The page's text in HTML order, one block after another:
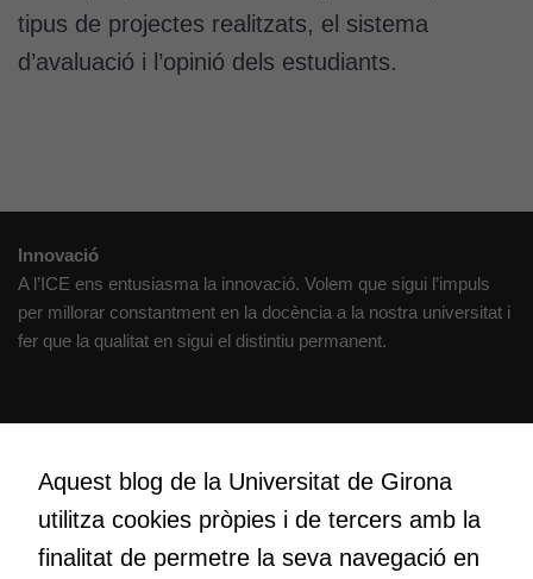
tipus de projectes realitzats, el sistema
d’avaluació i l’opinió dels estudiants.
Innovació
A l’ICE ens entusiasma la innovació. Volem que sigui l’impuls
per millorar constantment en la docència a la nostra universitat i
fer que la qualitat en sigui el distintiu permanent.
Volem crear espais de reflexió i de debat, espais on qüestionar-
nos el que estem fent, atrevir-nos a pensar noves i millors
maneres de fer-ho i generar plegats idees innovadores.
Aquest blog de la Universitat de Girona
utilitza cookies pròpies i de tercers amb la
finalitat de permetre la seva navegació en
tècniques
són
opcionals.
Són
lloc web
Cookies
d'anàlisi